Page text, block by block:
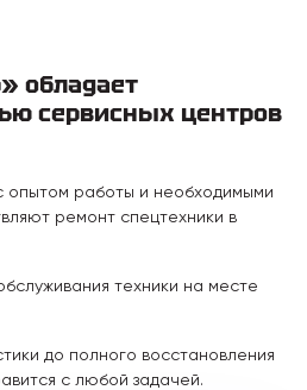
обладает
сервисных центров
опытом работы и необходимыми
ремонт спецтехники в
техники на месте
до полного восстановления
с любой задачей.